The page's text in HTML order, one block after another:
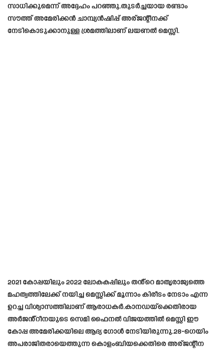
സാധിക്കുമെന്ന് അദ്ദേഹം പറഞ്ഞു.തുടർച്ചയായ രണ്ടാം
സൗത്ത് അമേരിക്കൻ ചാമ്പ്യൻഷിപ്പ് അര്ജന്റീനക്ക്
നേടികൊടുക്കാനുള്ള ശ്രമത്തിലാണ് ലയണൽ മെസ്സി.
2021 കോപ്പയിലും 2022 ലോകകപ്പിലും തൻ്റെ മാതൃരാജ്യത്തെ
മഹത്വത്തിലേക്ക് നയിച്ച മെസ്സിക്ക് മൂന്നാം കിരീടം നേടാം എന്ന
ഉറച്ച വിശ്വാസത്തിലാണ് ആരാധകർ.കാനഡയ്‌ക്കെതിരായ
അർജൻ്റീനയുടെ സെമി ഫൈനൽ വിജയത്തിൽ മെസ്സി ഈ
കോപ്പ അമേരിക്കയിലെ ആദ്യ ഗോൾ നേടിയിരുന്നു.28-ഗെയിം
അപരാജിതരായെത്തുന്ന കൊളംബിയക്കെതിരെ അര്ജന്റീന